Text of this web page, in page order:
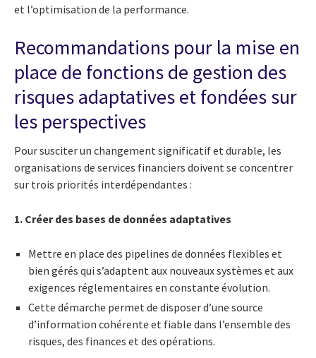
et l’optimisation de la performance.
Recommandations pour la mise en
place de fonctions de gestion des
risques adaptatives et fondées sur
les perspectives
Pour susciter un changement significatif et durable, les
organisations de services financiers doivent se concentrer
sur trois priorités interdépendantes :
1. Créer des bases de données adaptatives
Mettre en place des pipelines de données flexibles et
bien gérés qui s’adaptent aux nouveaux systèmes et aux
exigences réglementaires en constante évolution.
Cette démarche permet de disposer d’une source
d’information cohérente et fiable dans l’ensemble des
risques, des finances et des opérations.